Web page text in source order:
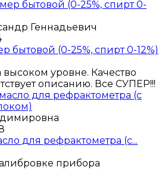
Геннадьевич
бытовой (0-25%, спирт 0-12%)
уровне. Качество
описанию. Все СУПЕР!!!
для рефрактометра (с...
прибора